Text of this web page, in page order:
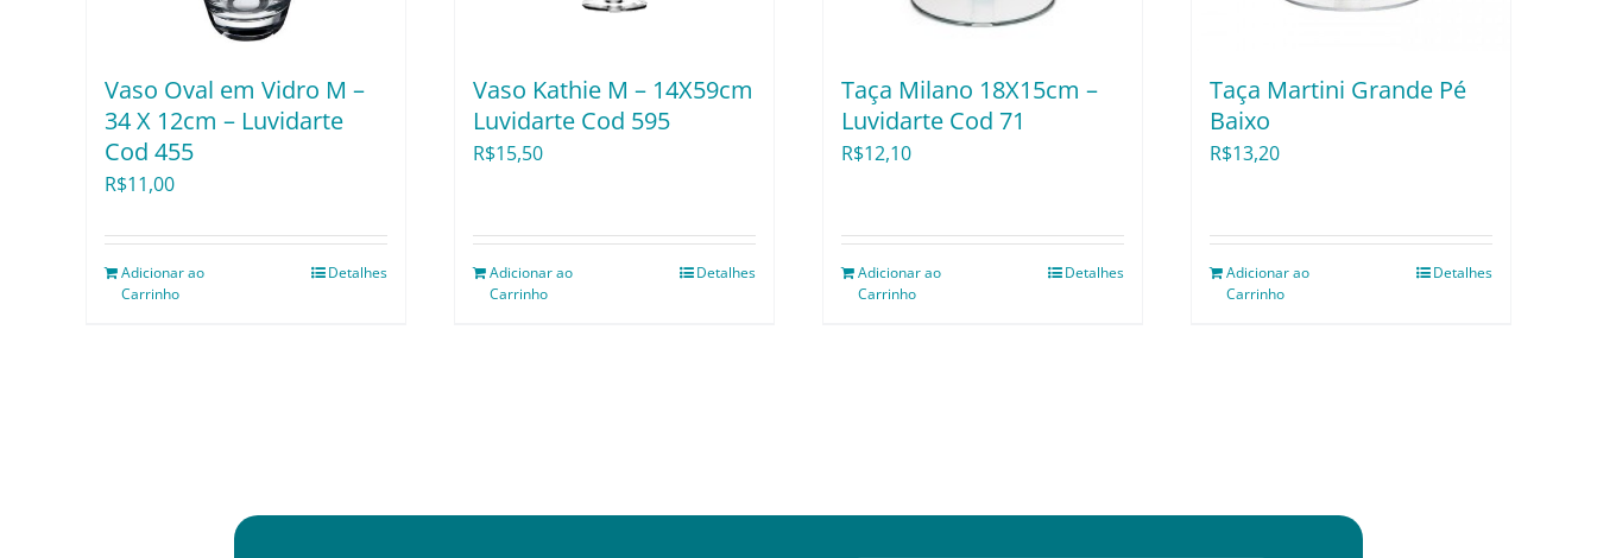
Vaso Oval em Vidro M –
34 X 12cm – Luvidarte
Cod 455
R$11,00
Adicionar ao
Carrinho
Detalhes
Vaso Kathie M – 14X59cm
Luvidarte Cod 595
R$15,50
Adicionar ao
Carrinho
Detalhes
Taça Milano 18X15cm –
Luvidarte Cod 71
R$12,10
Adicionar ao
Carrinho
Detalhes
Taça Martini Grande Pé
Baixo
R$13,20
Adicionar ao
Carrinho
Detalhes